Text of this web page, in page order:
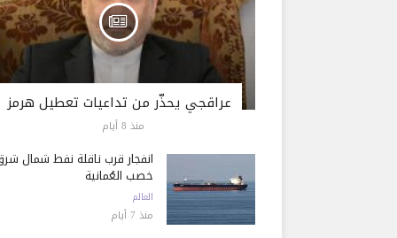
عراقجي يحذّر من تداعيات تعطيل هرمز
منذ 8 أيام
انفجار قرب ناقلة نفط شمال
خصب العُمانية
العالم
منذ 7 أيام